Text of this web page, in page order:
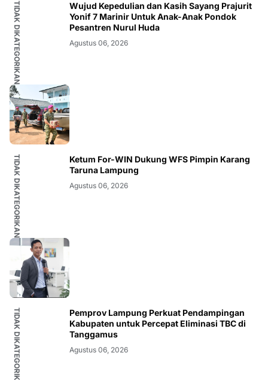
TIDAK DIKATEGORIKAN
Wujud Kepedulian dan Kasih Sayang Prajurit
Yonif 7 Marinir Untuk Anak-Anak Pondok
Pesantren Nurul Huda
Agustus 06, 2026
TIDAK DIKATEGORIKAN
Ketum For-WIN Dukung WFS Pimpin Karang
Taruna Lampung
Agustus 06, 2026
TIDAK DIKATEGORIKAN
Pemprov Lampung Perkuat Pendampingan
Kabupaten untuk Percepat Eliminasi TBC di
Tanggamus
Agustus 06, 2026